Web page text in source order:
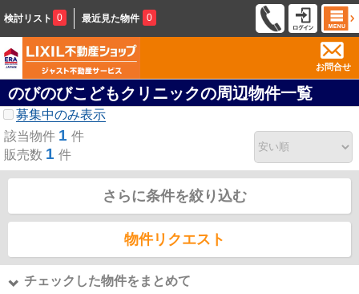
検討リスト 0 最近見た物件 0
お問合せ
のびのびこどもクリニックの周辺物件一覧
募集中のみ表示
該当物件 1 件
販売数 1 件
さらに条件を絞り込む
物件リクエスト
チェックした物件をまとめて